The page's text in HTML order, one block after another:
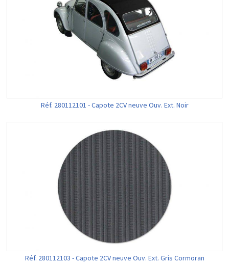
Réf. 280112101 - Capote 2CV neuve Ouv. Ext. Noir
Réf. 280112103 - Capote 2CV neuve Ouv. Ext. Gris Cormoran